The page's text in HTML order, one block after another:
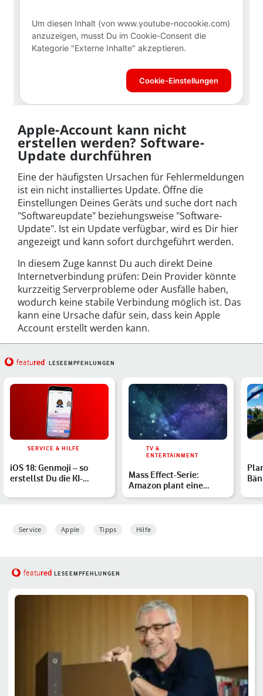
Apple-Account kann nicht
erstellen werden? Software-
Update durchführen
Eine der häufigsten Ursachen für Fehlermeldungen
ist ein nicht installiertes Update. Öffne die
Einstellungen Deines Geräts und suche dort nach
"Softwareupdate" beziehungsweise "Software-
Update". Ist ein Update verfügbar, wird es Dir hier
angezeigt und kann sofort durchgeführt werden.
In diesem Zuge kannst Du auch direkt Deine
Internetverbindung prüfen: Dein Provider könnte
kurzzeitig Serverprobleme oder Ausfälle haben,
wodurch keine stabile Verbindung möglich ist. Das
kann eine Ursache dafür sein, dass kein Apple
Account erstellt werden kann.
featured LESEEMPFEHLUNGEN
SERVICE & HILFE
iOS 18: Genmoji – so
erstellst Du die KI-
TV &
ENTERTAINMENT
Mass Effect-Serie:
Amazon plant eine
Verfilmung der Gaming-
Service Apple Tipps Hilfe
featured LESEEMPFEHLUNGEN